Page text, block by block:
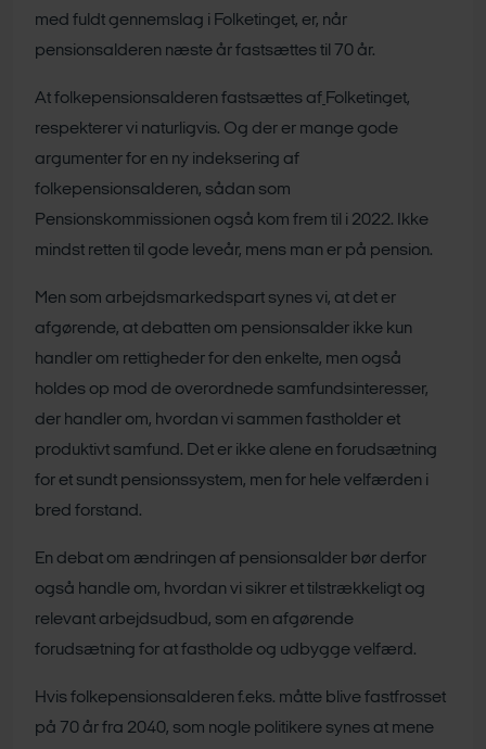
med fuldt gennemslag i Folketinget, er, når
pensionsalderen næste år fastsættes til 70 år.
At folkepensionsalderen fastsættes af Folketinget,
respekterer vi naturligvis. Og der er mange gode
argumenter for en ny indeksering af
folkepensionsalderen, sådan som
Pensionskommissionen også kom frem til i 2022. Ikke
mindst retten til gode leveår, mens man er på pension.
Men som arbejdsmarkedspart synes vi, at det er
afgørende, at debatten om pensionsalder ikke kun
handler om rettigheder for den enkelte, men også
holdes op mod de overordnede samfundsinteresser,
der handler om, hvordan vi sammen fastholder et
produktivt samfund. Det er ikke alene en forudsætning
for et sundt pensionssystem, men for hele velfærden i
bred forstand.
En debat om ændringen af pensionsalder bør derfor
også handle om, hvordan vi sikrer et tilstrækkeligt og
relevant arbejdsudbud, som en afgørende
forudsætning for at fastholde og udbygge velfærd.
Hvis folkepensionsalderen f.eks. måtte blive fastfrosset
på 70 år fra 2040, som nogle politikere synes at mene